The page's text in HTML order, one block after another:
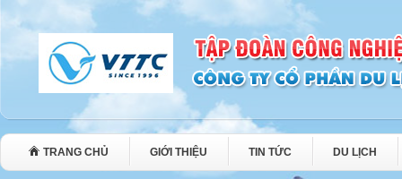
TRANG CHỦ GIỚI THIỆU TIN TỨC DU LỊCH